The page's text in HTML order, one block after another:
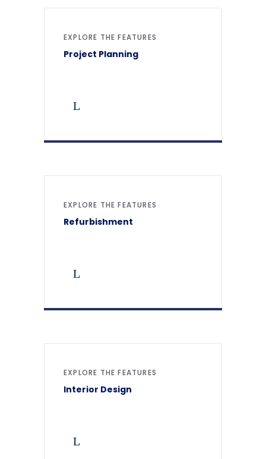
EXPLORE THE FEATURES
Project Planning
EXPLORE THE FEATURES
Refurbishment
EXPLORE THE FEATURES
Interior Design